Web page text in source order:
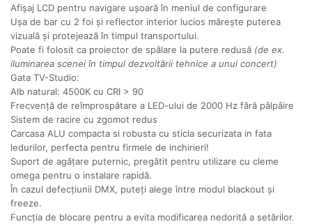
Afișaj LCD pentru navigare ușoară în meniul de configurare
Ușa de bar cu 2 foi și reflector interior lucios mărește puterea
vizuală și protejează în timpul transportului.
Poate fi folosit ca proiector de spălare la putere redusă (de ex.
iluminarea scenei în timpul dezvoltării tehnice a unui concert)
Gata TV-Studio:
Alb natural: 4500K cu CRI > 90
Frecvență de reîmprospătare a LED-ului de 2000 Hz fără pâlpâire
Sistem de racire cu zgomot redus
Carcasa ALU compacta si robusta cu sticla securizata in fata
ledurilor, perfecta pentru firmele de inchirieri!
Suport de agățare puternic, pregătit pentru utilizare cu cleme
omega pentru o instalare rapidă.
În cazul defecțiunii DMX, puteți alege între modul blackout și
freeze.
Funcția de blocare pentru a evita modificarea nedorită a setărilor.